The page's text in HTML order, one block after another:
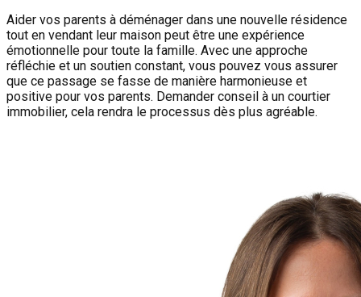
Aider vos parents à déménager dans une nouvelle résidence
tout en vendant leur maison peut être une expérience
émotionnelle pour toute la famille. Avec une approche
réfléchie et un soutien constant, vous pouvez vous assurer
que ce passage se fasse de manière harmonieuse et
positive pour vos parents. Demander conseil à un courtier
immobilier, cela rendra le processus dès plus agréable.